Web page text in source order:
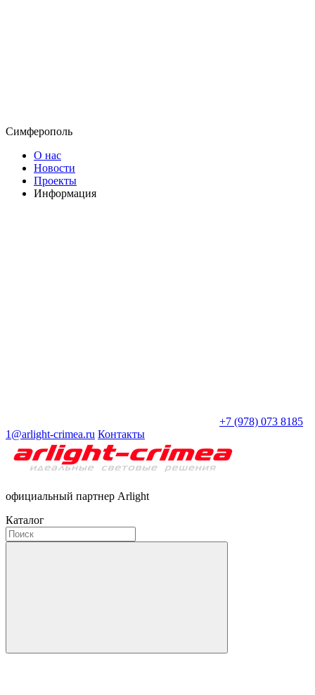
Симферополь
О нас
Новости
Проекты
Информация
+7 (978) 073 8185
1@arlight-crimea.ru Контакты
официальный партнер Arlight
Каталог